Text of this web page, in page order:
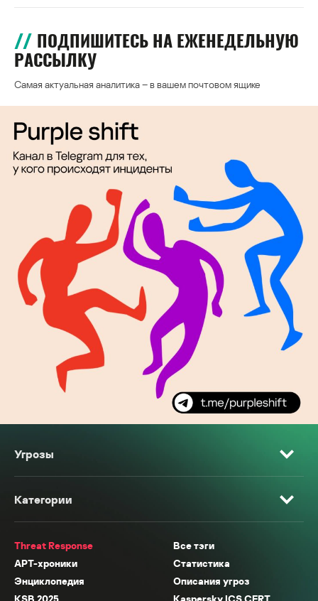
ПОДПИШИТЕСЬ НА ЕЖЕНЕДЕЛЬНУЮ
РАССЫЛКУ
Самая актуальная аналитика – в вашем почтовом ящике
Угрозы
Категории
Threat Response
Все тэги
APT-хроники
Статистика
Энциклопедия
Описания угроз